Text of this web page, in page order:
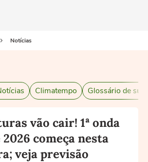
Notícias
Climatempo Glossário de
vão cair! 1ª onda
começa nesta
veja previsão